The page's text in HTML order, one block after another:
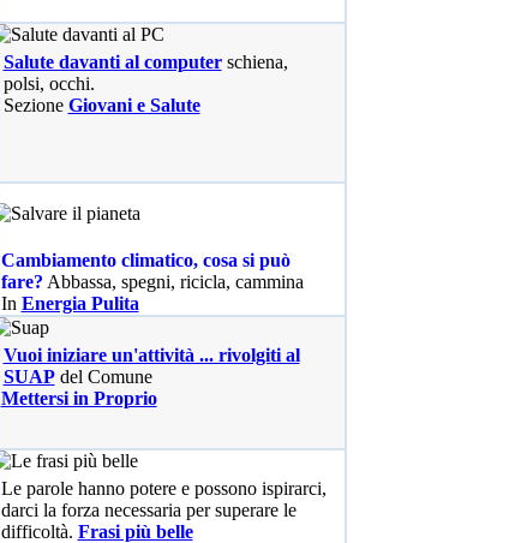
Salute davanti al computerschiena,
polsi, occhi.
Sezione Giovani e Salute
Cambiamento climatico, cosa si può
fare? Abbassa, spegni, ricicla, cammina
In Energia Pulita
Vuoi iniziare un'attività ... rivolgiti al
SUAPdel Comune
Mettersi in Proprio
Le parole hanno potere e possono ispirarci,
darci la forza necessaria per superare le
difficoltà. Frasi più belle